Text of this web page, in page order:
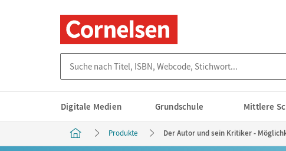
Digitale Medien Grundschule Mittlere
Produkte Der Autor und sein Kritiker -